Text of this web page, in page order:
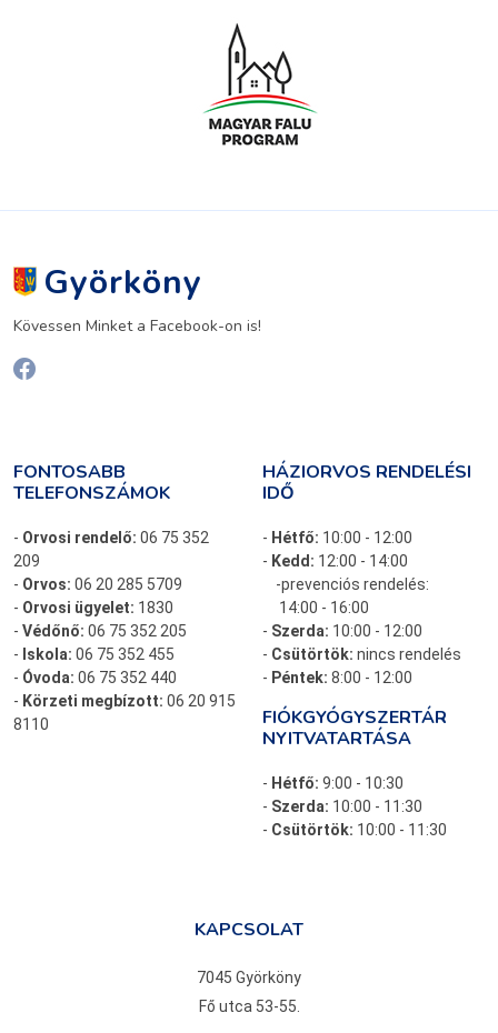
Györköny
Kövessen Minket a Facebook-on is!
FONTOSABB
TELEFONSZÁMOK
- Orvosi rendelő: 06 75 352
209
- Orvos: 06 20 285 5709
- Orvosi ügyelet: 1830
- Védőnő: 06 75 352 205
- Iskola: 06 75 352 455
- Óvoda: 06 75 352 440
- Körzeti megbízott: 06 20 915
8110
HÁZIORVOS RENDELÉSI
IDŐ
- Hétfő: 10:00 - 12:00
- Kedd: 12:00 - 14:00
-prevenciós rendelés:
14:00 - 16:00
- Szerda: 10:00 - 12:00
- Csütörtök: nincs rendelés
- Péntek: 8:00 - 12:00
FIÓKGYÓGYSZERTÁR
NYITVATARTÁSA
- Hétfő: 9:00 - 10:30
- Szerda: 10:00 - 11:30
- Csütörtök: 10:00 - 11:30
KAPCSOLAT
7045 Györköny
Fő utca 53-55.